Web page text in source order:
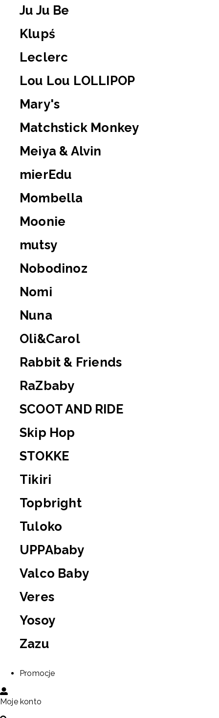
Ju Ju Be
Klupś
Leclerc
Lou Lou LOLLIPOP
Mary's
Matchstick Monkey
Meiya & Alvin
mierEdu
Mombella
Moonie
mutsy
Nobodinoz
Nomi
Nuna
Oli&Carol
Rabbit & Friends
RaZbaby
SCOOT AND RIDE
Skip Hop
STOKKE
Tikiri
Topbright
Tuloko
UPPAbaby
Valco Baby
Veres
Yosoy
Zazu
Promocje
Moje konto